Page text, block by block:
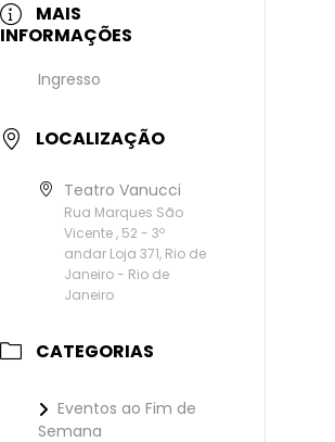
MAIS
INFORMAÇÕES
Ingresso
LOCALIZAÇÃO
Teatro Vanucci
Rua Marques São
Vicente , 52 - 3º
andar Loja 371, Rio de
Janeiro - Rio de
Janeiro
CATEGORIAS
Eventos ao Fim de
Semana